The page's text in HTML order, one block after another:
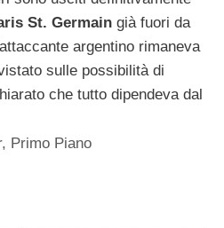
St. Germain già fuori da
argentino rimaneva
sulle possibilità di
che tutto dipendeva dal
, Primo Piano